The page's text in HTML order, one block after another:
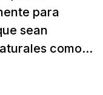
para
sean
como...